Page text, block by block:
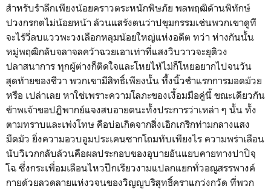
สำหรับรำลึกเพียงน้อยคราวตระหนักพิษภัย พลพฤฒิด้านพิทักษ์
ปวงกรกตไม่น้อยหน้า ล้วนแสร้งตนว่าปขุมกรรมเช่นพวกเขาดูที
จะไร้วี่ลบแววพะวงเลือกหลุมน้อยใหญ่แห่งอดีต ทว่า ห่างกันนั้น
หมู่พฤฒิกลับจลาจลคว้าฉวยเอาเท่าที่แสงวิบวาวจะยุติวง
ปลาสนาการ ทุกผู้ต่างก็ติดใจและโหยไห้ไม่ก็โหยอยากไปจนวัน
สุดท้ายของชีวา พวกเขามีสิทธิ์เพียงนั้น ทึ้งนิ้วชำแรกการมอดม้วย
หรือ เปล่าเลย หาใช่เพราะความโลภะของเงื้อมมือคู่นี้ ขณะเดียวกัน
ข้าพเจ้าขอปฏิพากย์แจงสบอายตนะทั้งประการว่าเหล่า ๆ นั้น ทั้ง
ตามทราบและเพ่งโทษ คือบ่อเกิดจากสิ่งเอิกเกริกท่ามกลางแสง
มืดมัว ยิ่งความอวบอูมประเคนซากโถมทับเพียงไร ความพร่าเลือน
นับวิเวกกลับล้วนคือผลประกอบของอุบายอันแยบคายทางปาปิจฺ
โฉ ซึ่งกระเพื่อมเลือนไหวปีกเรียวงามแปลกแยกทั่วอณูสรรพางค์
กายด้วยลวดลายแห่งวจนของวิญญูบริสุทธิ์คราแกว่งกวัด ที่พวก